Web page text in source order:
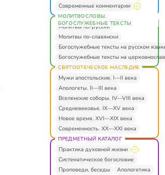
Современные комментарии
МОЛИТВОСЛОВЫ.
БОГОСЛУЖЕБНЫЕ ТЕКСТЫ
Молитвы по-русски
Молитвы по-славянски
Богослужебные тексты на русском
Богослужебные тексты на
СВЯТООТЕЧЕСКОЕ НАСЛЕДИЕ
Мужи апостольские. I—II века
Апологеты. II—III века
Вселенские соборы. IV—VIII века
Средневековье. IX—XV века
Новое время. XVI—XIX века
Современность. XX—XXI века
ПРЕДМЕТНЫЙ КАТАЛОГ
Практика духовной жизни
Систематическое богословие
Проповеди, беседы
Апологетика